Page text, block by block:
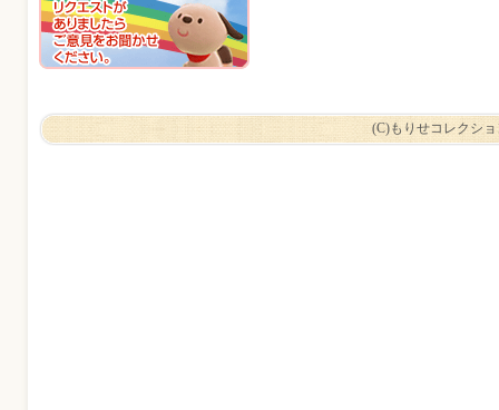
(C)もりせコレクシ